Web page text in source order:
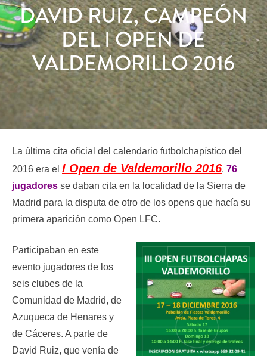
DAVID RUIZ, CAMPEÓN
DEL I OPEN DE
VALDEMORILLO 2016
La última cita oficial del calendario futbolchapístico del
2016 era el I Open de Valdemorillo 2016. 76
jugadores se daban cita en la localidad de la Sierra de
Madrid para la disputa de otro de los opens que hacía su
primera aparición como Open LFC.
Participaban en este
evento jugadores de los
seis clubes de la
Comunidad de Madrid, de
Azuqueca de Henares y
de Cáceres. A parte de
David Ruiz, que venía de